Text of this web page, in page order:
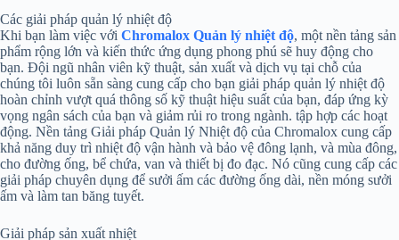
Các giải pháp quản lý nhiệt độ
Khi bạn làm việc với Chromalox Quản lý nhiệt độ, một nền tảng sản
phẩm rộng lớn và kiến ​​thức ứng dụng phong phú sẽ huy động cho
bạn. Đội ngũ nhân viên kỹ thuật, sản xuất và dịch vụ tại chỗ của
chúng tôi luôn sẵn sàng cung cấp cho bạn giải pháp quản lý nhiệt độ
hoàn chỉnh vượt quá thông số kỹ thuật hiệu suất của bạn, đáp ứng kỳ
vọng ngân sách của bạn và giảm rủi ro trong ngành. tập hợp các hoạt
động. Nền tảng Giải pháp Quản lý Nhiệt độ của Chromalox cung cấp
khả năng duy trì nhiệt độ vận hành và bảo vệ đông lạnh, và mùa đông,
cho đường ống, bể chứa, van và thiết bị đo đạc. Nó cũng cung cấp các
giải pháp chuyên dụng để sưởi ấm các đường ống dài, nền móng sưởi
ấm và làm tan băng tuyết.
Giải pháp sản xuất nhiệt